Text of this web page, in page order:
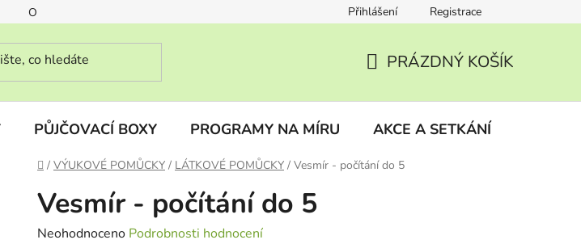
O nás Přihlášení Registrace
KOŠÍK
PRÁZDNÝ KOŠÍK
PŮJČOVACÍ BOXY PROGRAMY NA MÍRU AKCE A SETKÁNÍ
Domů
/ VÝUKOVÉ POMŮCKY / LÁTKOVÉ POMŮCKY / Vesmír - počítání do 5
Vesmír - počítání do 5
Průměrné
Neohodnoceno Podrobnosti hodnocení